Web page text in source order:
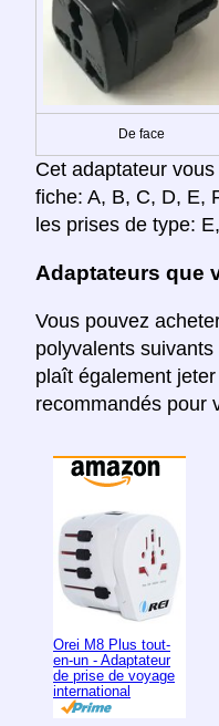
De face
Cet adaptateur
fiche: A, B, C, D, E,
les prises de type:
Adaptateurs que
Vous pouvez
polyvalents
plaît également
recommandés pour
Orei M8 Plus tout-
en-un - Adaptateur
de prise de voyage
international